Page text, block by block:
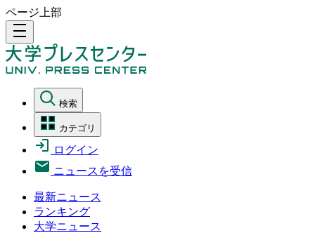
ページ上部
density_medium
検索
カテゴリ
ログイン
ニュースを受信
最新ニュース
ランキング
大学ニュース